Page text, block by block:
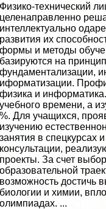
Физико-технический
целенаправленно
интеллектуально
развития их
формы и методы
базируются на
фундаментализации,
иформатизации.
физика и
учебного времени, а
%. Для учащихся,
изучению
занятия в спецкурсах
консультации,
проекты. За счет
образовательной
возможность достичь
биологии и химии,
олимпиадах. ...